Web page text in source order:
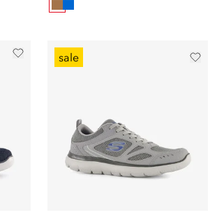
sale